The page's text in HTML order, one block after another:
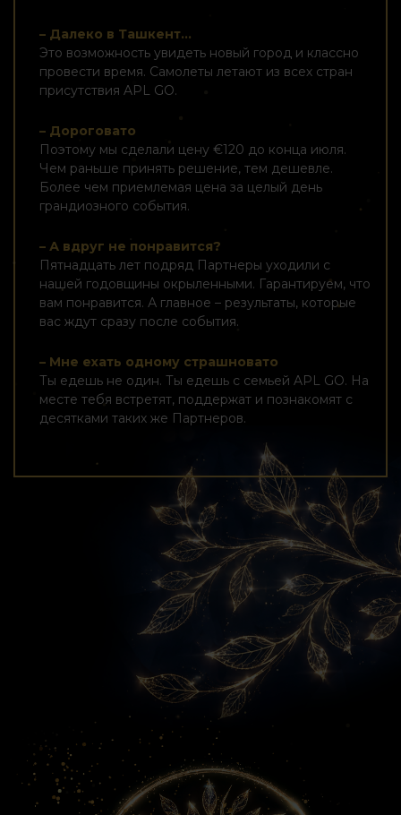
– Далеко в Ташкент...
Это возможность увидеть новый город и классно
провести время. Самолеты летают из всех стран
присутствия APL GO.
– Дороговато
Поэтому мы сделали цену €120 до конца июля.
Чем раньше принять решение, тем дешевле.
Более чем приемлемая цена за целый день
грандиозного события.
– А вдруг не понравится?
Пятнадцать лет подряд Партнеры уходили с
нашей годовщины окрыленными. Гарантируем, что
вам понравится. А главное – результаты, которые
вас ждут сразу после события.
– Мне ехать одному страшновато
Ты едешь не один. Ты едешь с семьей APL GO. На
месте тебя встретят, поддержат и познакомят с
десятками таких же Партнеров.